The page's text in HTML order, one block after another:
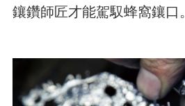
鑲鑽師匠才能駕馭蜂窩鑲口。